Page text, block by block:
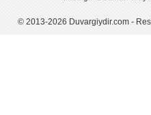
© 2013-2026 Duvargiydir.com -